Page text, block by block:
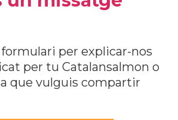
per explicar-nos
per tu Catalansalmon o
que vulguis compartir